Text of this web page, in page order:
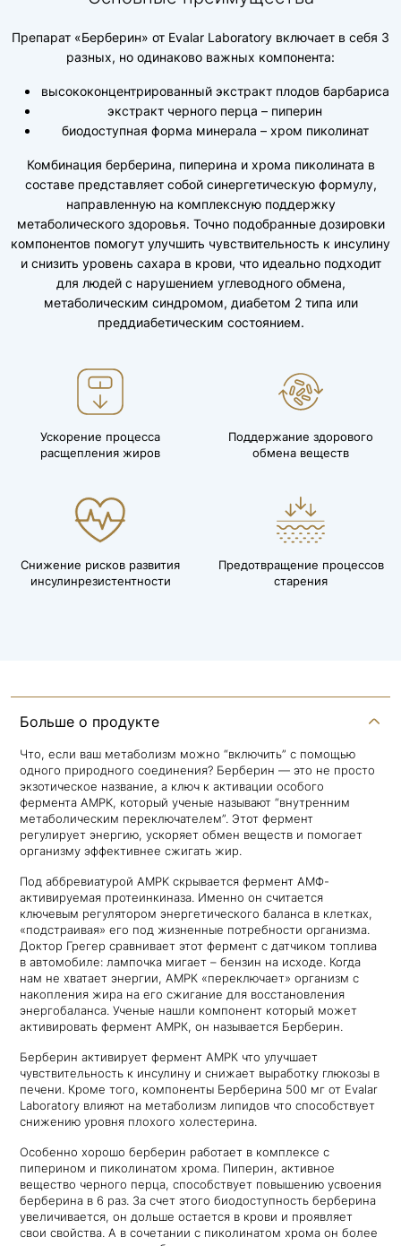
Препарат «Берберин» от Evalar Laboratory включает в себя 3
разных, но одинаково важных компонента:
высококонцентрированный экстракт плодов барбариса
экстракт черного перца – пиперин
биодоступная форма минерала – хром пиколинат
Комбинация берберина, пиперина и хрома пиколината в
составе представляет собой синергетическую формулу,
направленную на комплексную поддержку
метаболического здоровья. Точно подобранные дозировки
компонентов помогут улучшить чувствительность к инсулину
и снизить уровень сахара в крови, что идеально подходит
для людей с нарушением углеводного обмена,
метаболическим синдромом, диабетом 2 типа или
преддиабетическим состоянием.
Ускорение процесса
расщепления жиров
Поддержание здорового
обмена веществ
Снижение рисков развития
инсулинрезистентности
Предотвращение процессов
старения
Больше о продукте
Что, если ваш метаболизм можно “включить” с помощью
одного природного соединения? Берберин — это не просто
экзотическое название, а ключ к активации особого
фермента AMPK, который ученые называют “внутренним
метаболическим переключателем”. Этот фермент
регулирует энергию, ускоряет обмен веществ и помогает
организму эффективнее сжигать жир.
Под аббревиатурой AMPK скрывается фермент АМФ-
активируемая протеинкиназа. Именно он считается
ключевым регулятором энергетического баланса в клетках,
«подстраивая» его под жизненные потребности организма.
Доктор Грегер сравнивает этот фермент с датчиком топлива
в автомобиле: лампочка мигает – бензин на исходе. Когда
нам не хватает энергии, АМРК «переключает» организм с
накопления жира на его сжигание для восстановления
энергобаланса. Ученые нашли компонент который может
активировать фермент АМРК, он называется Берберин.
Берберин активирует фермент АМРК что улучшает
чувствительность к инсулину и снижает выработку глюкозы в
печени. Кроме того, компоненты Берберина 500 мг от Evalar
Laboratory влияют на метаболизм липидов что способствует
снижению уровня плохого холестерина.
Особенно хорошо берберин работает в комплексе с
пиперином и пиколинатом хрома. Пиперин, активное
вещество черного перца, способствует повышению усвоения
берберина в 6 раз. За счет этого биодоступность берберина
увеличивается, он дольше остается в крови и проявляет
свои свойства. А в сочетании с пиколинатом хрома он более